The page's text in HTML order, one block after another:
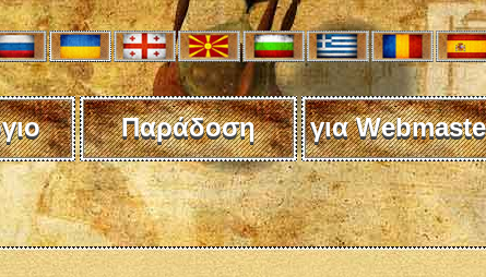
Παράδοση για